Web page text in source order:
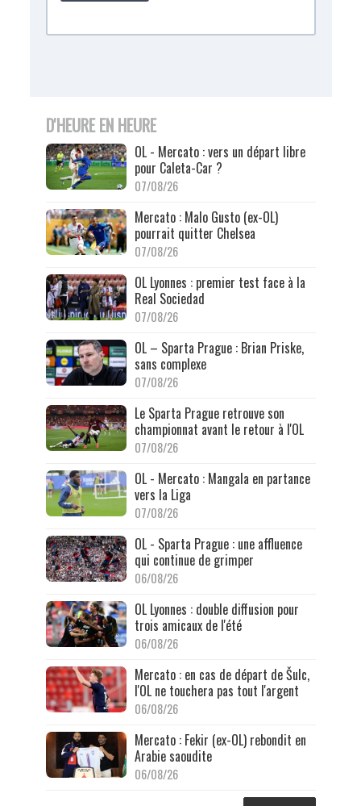
D'HEURE EN HEURE
OL - Mercato : vers un départ libre
pour Caleta-Car ?
07/08/26
Mercato : Malo Gusto (ex-OL)
pourrait quitter Chelsea
07/08/26
OL Lyonnes : premier test face à la
Real Sociedad
07/08/26
OL – Sparta Prague : Brian Priske,
sans complexe
07/08/26
Le Sparta Prague retrouve son
championnat avant le retour à l'OL
07/08/26
OL - Mercato : Mangala en partance
vers la Liga
07/08/26
OL - Sparta Prague : une affluence
qui continue de grimper
06/08/26
OL Lyonnes : double diffusion pour
trois amicaux de l'été
06/08/26
Mercato : en cas de départ de Šulc,
l'OL ne touchera pas tout l'argent
06/08/26
Mercato : Fekir (ex-OL) rebondit en
Arabie saoudite
06/08/26